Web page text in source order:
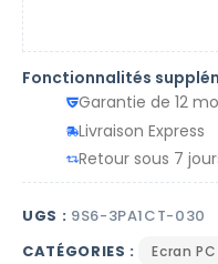
Fonctionnalités
Garantie de 12
Livraison Express
Retour sous 7
UGS : 9S6-3PA1CT-030
CATÉGORIES :
Ecran PC